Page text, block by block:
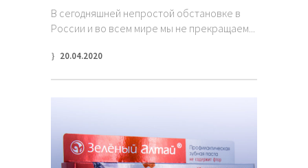
В сегодняшней непростой обстановке в
России и во всем мире мы не прекращаем...
20.04.2020